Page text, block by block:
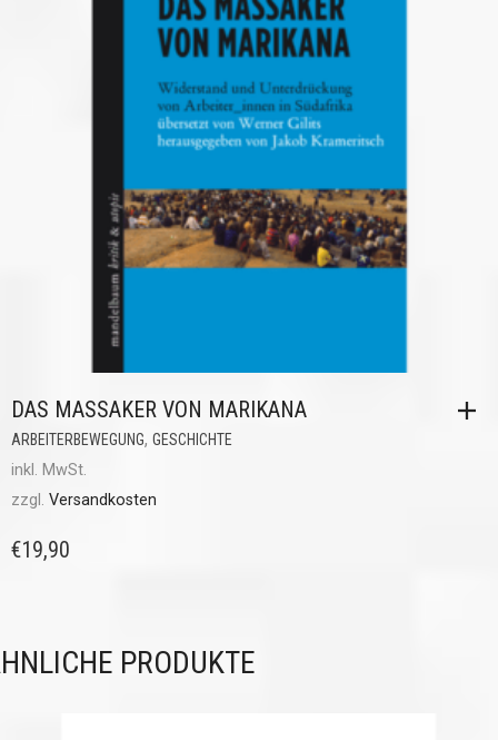
DAS MASSAKER VON MARIKANA
ARBEITERBEWEGUNG, GESCHICHTE
inkl. MwSt.
zzgl. Versandkosten
€19,90
PRODUKTE